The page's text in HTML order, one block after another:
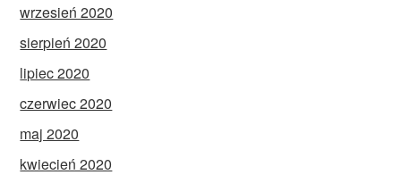
wrzesień 2020
sierpień 2020
lipiec 2020
czerwiec 2020
maj 2020
kwiecień 2020